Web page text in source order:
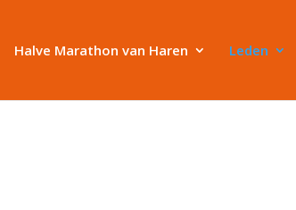
Halve Marathon van Haren Leden